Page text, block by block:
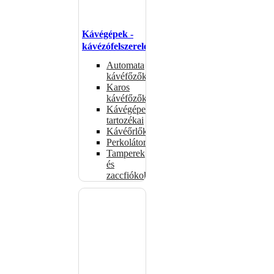
Kávégépek -
kávézófelszerelés
Automata
kávéfőzők
Karos
kávéfőzők
Kávégépek
tartozékai
Kávéőrlők
Perkolátorok
Tamperek
és
zaccfiókok